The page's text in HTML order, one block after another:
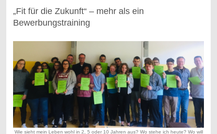
„Fit für die Zukunft“ – mehr als ein
Bewerbungstraining
Wie sieht mein Leben wohl in 2, 5 oder 10 Jahren aus? Wo stehe ich heute? Wo will